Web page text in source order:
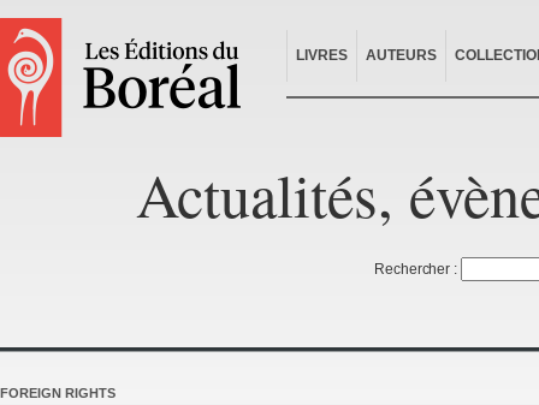
LIVRES AUTEURS
Actualités,
Rechercher :
FOREIGN RIGHTS